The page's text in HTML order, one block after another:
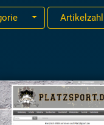
Artikelzahl